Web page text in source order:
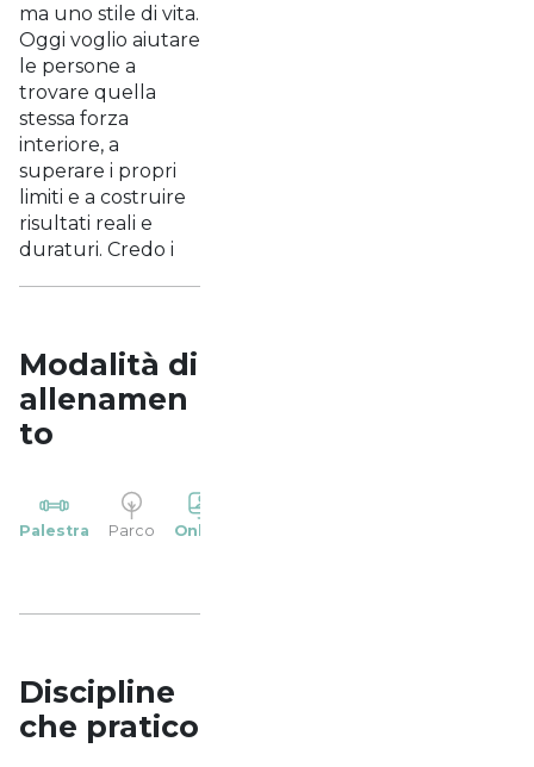
ma uno stile di vita.
Oggi voglio aiutare
le persone a
trovare quella
stessa forza
interiore, a
superare i propri
limiti e a costruire
risultati reali e
duraturi. Credo i
Modalità di
allenamen
to
Palestra Parco Online
Discipline
che pratico